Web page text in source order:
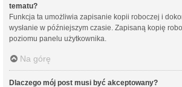
tematu?
Funkcja ta umożliwia zapisanie kopii roboczej i
wysłanie w późniejszym czasie. Zapisaną kopię
poziomu panelu użytkownika.
Na górę
Dlaczego mój post musi być akceptowany?